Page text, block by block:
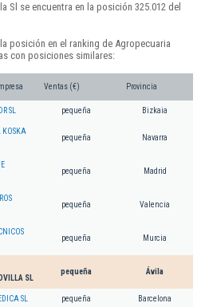
Sl se encuentra en la posición 325.012 del
posición en el ranking de Agropecuaria
con posiciones similares:
Ventas (€) Provincia
SL pequeña Bizkaia
KOSKA
pequeña Navarra
pequeña Madrid
pequeña Valencia
pequeña Murcia
SL
pequeña Ávila
SL pequeña Barcelona